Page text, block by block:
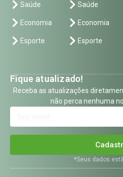
Saúde
Economia
Esporte
Saúde
Economia
Esporte
Fique atualizado!
Receba as atualizações
não perca nenhuma
*Seus dados